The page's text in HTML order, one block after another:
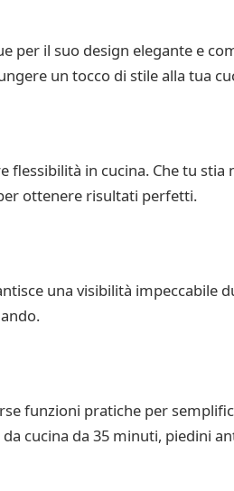
per il suo design elegante e
un tocco di stile alla tua
in cucina. Che tu
ottenere risultati perfetti.
una visibilità impeccabile
funzioni pratiche per
cucina da 35 minuti, piedini